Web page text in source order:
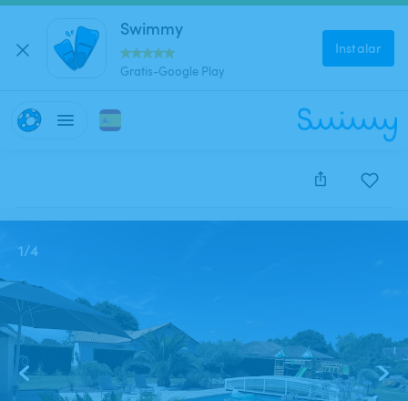
Swimmy
Gratis-Google Play
Instalar
1/4